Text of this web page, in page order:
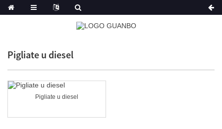
Pigliate u diesel
Pigliate u diesel